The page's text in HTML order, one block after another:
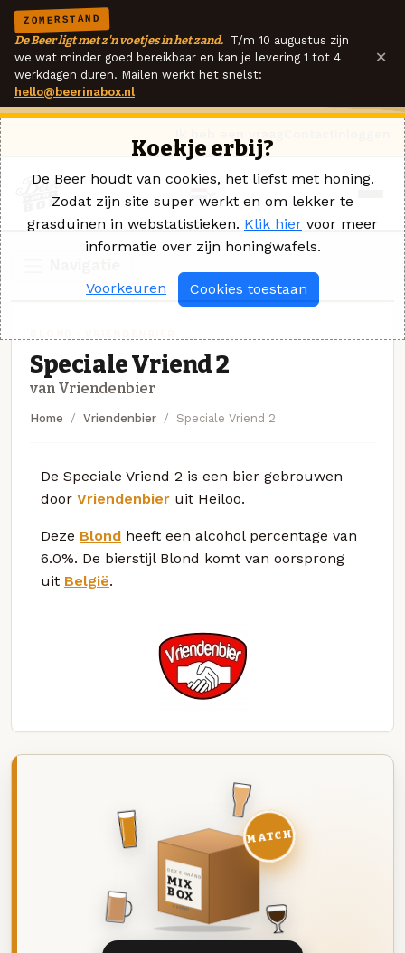
ZOMERSTAND
De Beer ligt met z'n voetjes in het zand. T/m 10 augustus zijn
we wat minder goed bereikbaar en kan je levering 1 tot 4
werkdagen duren. Mailen werkt het snelst:
hello@beerinabox.nl
×
Speciale Vriend 2
van Vriendenbier
Home Vriendenbier Speciale Vriend 2
De Speciale Vriend 2 is een bier gebrouwen
door Vriendenbier uit Heiloo.
Deze Blond heeft een alcohol percentage van
6.0%. De bierstijl Blond komt van oorsprong
uit België.
DEZE MAAND
MIX
BOX
8 BIEREN
MATCH
Koekje erbij?
De Beer houdt van cookies, het liefst met honing.
Zodat zijn site super werkt en om lekker te
grasduinen in webstatistieken. Klik hier voor meer
informatie over zijn honingwafels.
Voorkeuren Cookies toestaan